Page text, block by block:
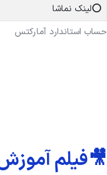
حساب استاندارد آمارکتس
⭕️لینک نماشا
🎥فیلم